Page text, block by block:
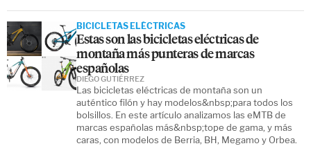
BICICLETAS ELÉCTRICAS
Estas son las bicicletas eléctricas de
montaña más punteras de marcas
españolas
Las bicicletas eléctricas de montaña son un
auténtico filón y hay modelos&nbsp;para todos los
bolsillos. En este artículo analizamos las eMTB de
marcas españolas más&nbsp;tope de gama, y más
caras, con modelos de Berria, BH, Megamo y Orbea.
DIEGO GUTIÉRREZ